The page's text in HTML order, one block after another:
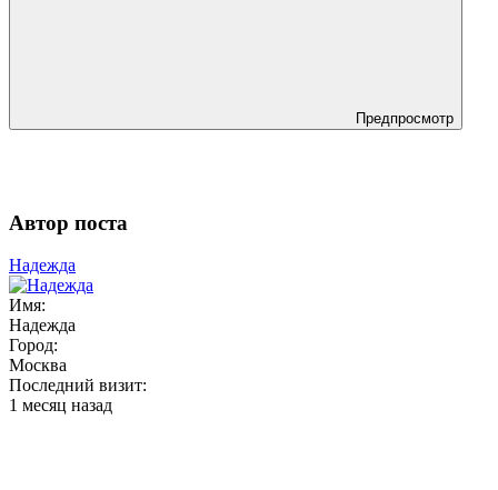
Предпросмотр
Автор поста
Надежда
Имя:
Надежда
Город:
Москва
Последний визит:
1 месяц назад